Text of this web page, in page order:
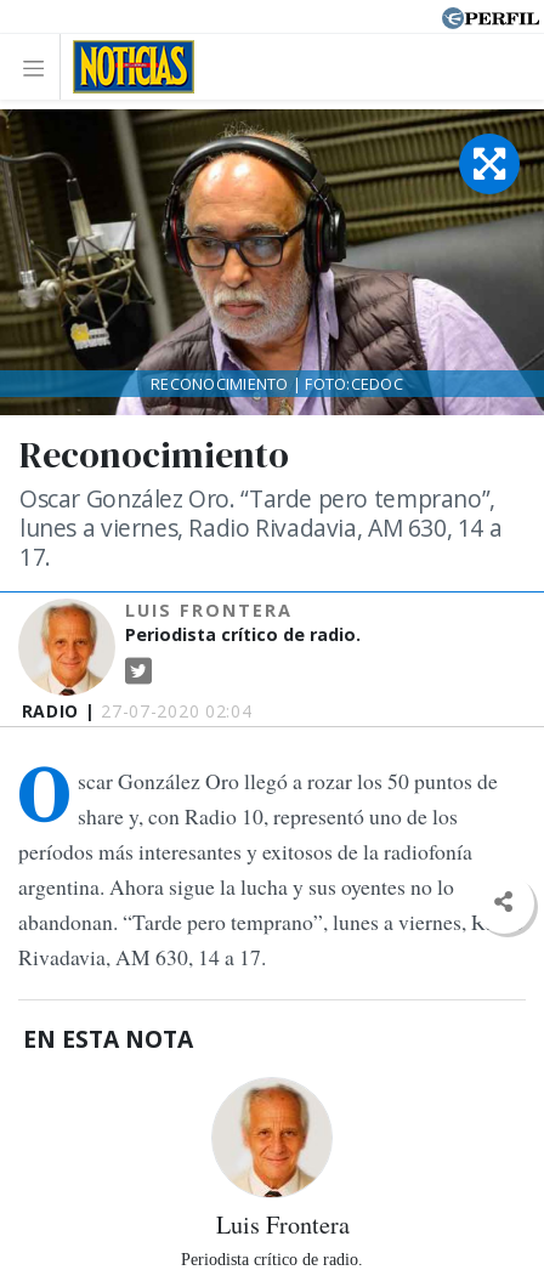
RADIO | 27-07-2020 02:04
Reconocimiento
Oscar González Oro. “Tarde pero temprano”,
lunes a viernes, Radio Rivadavia, AM 630, 14 a
17.
LUIS FRONTERA
Periodista crítico de radio.
RECONOCIMIENTO | FOTO:CEDOC
O scar González Oro llegó a rozar los 50 puntos de
share y, con Radio 10, representó uno de los
períodos más interesantes y exitosos de la radiofonía
argentina. Ahora sigue la lucha y sus oyentes no lo
abandonan. “Tarde pero temprano”, lunes a viernes, Radio
Rivadavia, AM 630, 14 a 17.
EN ESTA NOTA
Luis Frontera
Periodista crítico de radio.